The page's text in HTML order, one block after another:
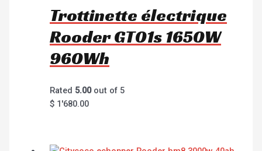
Trottinette électrique
Rooder GT01s 1650W
960Wh
Rated 5.00out of 5
$ 1'680.00